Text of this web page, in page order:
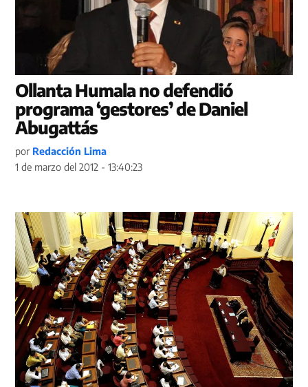
Ollanta Humala no defendió
programa ‘gestores’ de Daniel
Abugattás
por Redacción Lima
1 de marzo del 2012 - 13:40:23